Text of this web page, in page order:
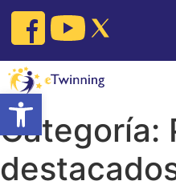
Open toolbar
Skip
content
Categoría: